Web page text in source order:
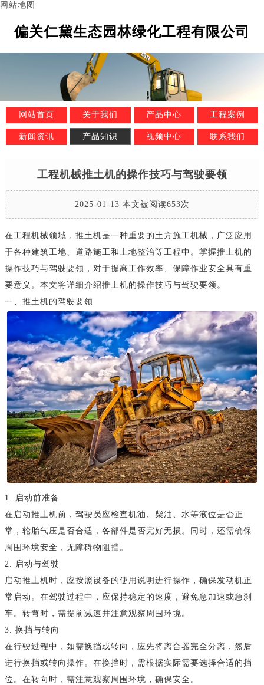
网站地图
偏关仁黛生态园林绿化工程有限公司
网站首页 关于我们 产品中心 工程案例
新闻资讯 产品知识 视频中心 联系我们
工程机械推土机的操作技巧与驾驶要领
2025-01-13 本文被阅读653次
在工程机械领域，推土机是一种重要的土方施工机械，广泛应用
于各种建筑工地、道路施工和土地整治等工程中。掌握推土机的
操作技巧与驾驶要领，对于提高工作效率、保障作业安全具有重
要意义。本文将详细介绍推土机的操作技巧与驾驶要领。
一、推土机的驾驶要领
1. 启动前准备
在启动推土机前，驾驶员应检查机油、柴油、水等液位是否正
常，轮胎气压是否合适，各部件是否完好无损。同时，还需确保
周围环境安全，无障碍物阻挡。
2. 启动与驾驶
启动推土机时，应按照设备的使用说明进行操作，确保发动机正
常启动。在驾驶过程中，应保持稳定的速度，避免急加速或急刹
车。转弯时，需提前减速并注意观察周围环境。
3. 换挡与转向
在行驶过程中，如需换挡或转向，应先将离合器完全分离，然后
进行换挡或转向操作。在换挡时，需根据实际需要选择合适的挡
位。在转向时，需注意观察周围环境，确保安全。